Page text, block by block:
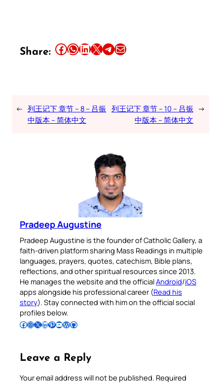
Share: Share this article on Facebook Share this article on WhatsApp Share this article on LinkedIn Share this article on X Share this article on TelegramEmail this Article
← 列王记下 章节 – 8 – 吕振
中版本 – 简体中文
列王记下 章节 – 10 – 吕振
中版本 – 简体中文
→
Pradeep Augustine
Pradeep Augustine is the founder of Catholic Gallery, a
faith-driven platform sharing Mass Readings in multiple
languages, prayers, quotes, catechism, Bible plans,
reflections, and other spiritual resources since 2013.
He manages the website and the officialAndroid/iOS
apps alongside his professional career (Read his
story). Stay connected with him on the official social
profiles below.
Follow Pradeep on Facebook Follow Pradeep on InstagramFollow Pradeep on X Follow Pradeep on LinkedIn Follow Pradeep on Pinterest Subscribe to Pradeep’s Youtube Channel Follow Pradeep on WordPress Follow Pradeep on GitHub
Leave a Reply
Your email address will not be published. Required